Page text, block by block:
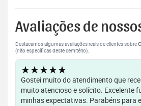
Avaliações de
Destacamos algumas avaliações reais de clientes sobre
(não específicas deste cemitério).
★★★★★
Gostei muito do atendimento que
muito atencioso e solícito. Excelente
minhas expectativas. Parabéns para